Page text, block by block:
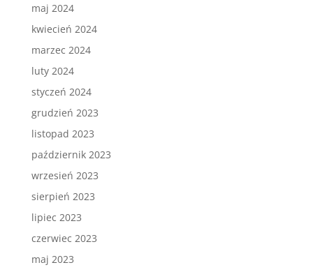
maj 2024
kwiecień 2024
marzec 2024
luty 2024
styczeń 2024
grudzień 2023
listopad 2023
październik 2023
wrzesień 2023
sierpień 2023
lipiec 2023
czerwiec 2023
maj 2023